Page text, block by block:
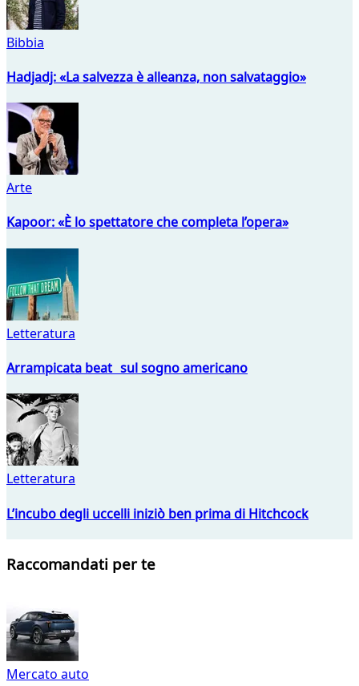
Bibbia
Hadjadj: «La salvezza è alleanza, non salvataggio»
Arte
Kapoor: «È lo spettatore che completa l’opera»
Letteratura
Arrampicata beat sul sogno americano
Letteratura
L’incubo degli uccelli iniziò ben prima di Hitchcock
Raccomandati per te
Mercato auto